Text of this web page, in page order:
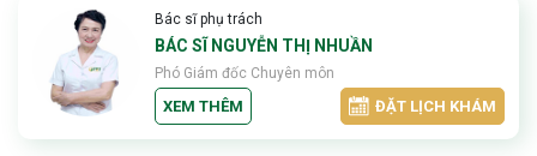
Bác sĩ phụ trách
BÁC SĨ NGUYỄN THỊ NHUẦN
Phó Giám đốc Chuyên môn
XEM THÊM ĐẶT LỊCH KHÁM